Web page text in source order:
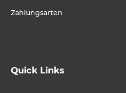
Zahlungsarten
Quick Links